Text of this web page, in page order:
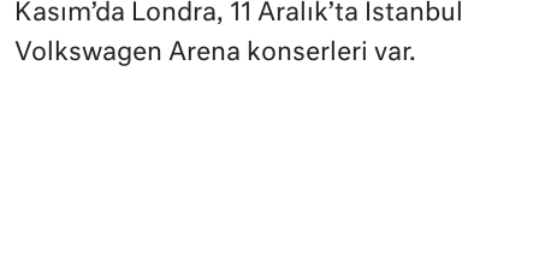
Kasım’da Londra, 11 Aralık’ta İstanbul
Volkswagen Arena konserleri var.